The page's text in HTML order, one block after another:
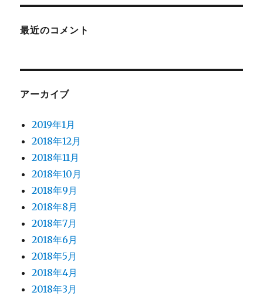
最近のコメント
アーカイブ
2019年1月
2018年12月
2018年11月
2018年10月
2018年9月
2018年8月
2018年7月
2018年6月
2018年5月
2018年4月
2018年3月